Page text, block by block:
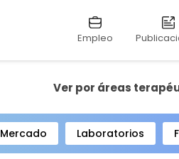
Empleo
Ver por áreas
Mercado Laboratorios